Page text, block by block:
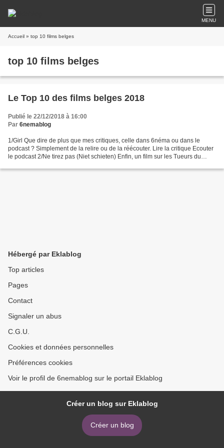
MENU
Accueil » top 10 films belges
top 10 films belges
Le Top 10 des films belges 2018
Publié le 22/12/2018 à 16:00
Par 6nemablog
1/Girl Que dire de plus que mes critiques, celle dans 6néma ou dans le
podcast ? Simplement de la relire ou de la réécouter. Lire la critique Ecouter
le podcast 2/Ne tirez pas (Niet schieten) Enfin, un film sur les Tueurs du
Hébergé par Eklablog
Top articles
Pages
Contact
Signaler un abus
C.G.U.
Cookies et données personnelles
Préférences cookies
Voir le profil de 6nemablog sur le portail Eklablog
Créer un blog sur Eklablog
Créer un blog